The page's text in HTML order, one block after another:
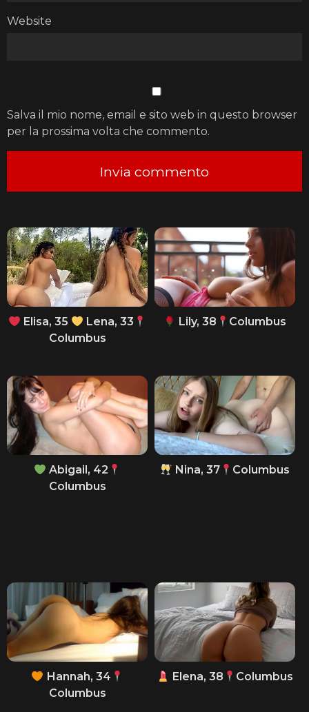
Website
Salva il mio nome, email e sito web in questo browser
per la prossima volta che commento.
Elisa, 35
Lena, 33
Columbus
Lily, 38 Columbus
Abigail, 42
Columbus
Nina, 37 Columbus
Hannah, 34
Columbus
Elena, 38 Columbus